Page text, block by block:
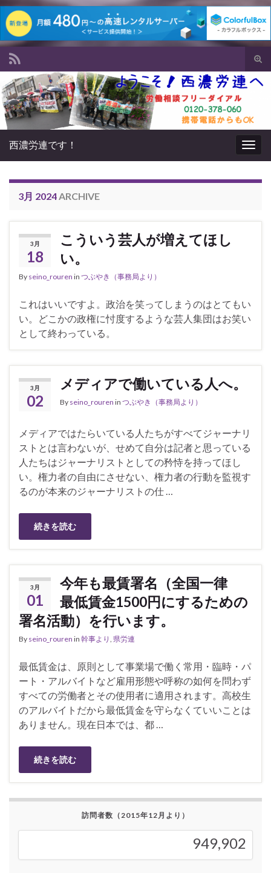
Search for:
西濃労連です！
3月 2024 ARCHIVE
3月
18
こういう芸人が増えてほし
い。
By seino_rouren in つぶやき（事務局より）
これはいいですよ。政治を笑ってしまうのはとてもい
い。どこかの政権に忖度するような芸人集団はお笑い
として終わっている。
3月
02
メディアで働いている人へ。
By seino_rouren in つぶやき（事務局より）
メディアではたらいている人たちがすべてジャーナリ
ストとは言わないが、せめて自分は記者と思っている
人たちはジャーナリストとしての矜恃を持ってほし
い。権力者の自由にさせない、権力者の行動を監視す
るのが本来のジャーナリストの仕 …
続きを読む
3月
01
今年も最賃署名（全国一律
最低賃金1500円にするための
署名活動）を行います。
By seino_rouren in 幹事より 県労連
最低賃金は、原則として事業場で働く常用・臨時・パ
ート・アルバイトなど雇用形態や呼称の如何を問わず
すべての労働者とその使用者に適用されます。高校生
のアルバイトだから最低賃金を守らなくていいことは
ありません。現在日本では、都 …
続きを読む
訪問者数（2015年12月より）
949,902